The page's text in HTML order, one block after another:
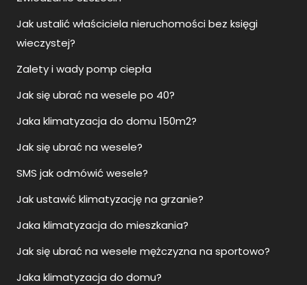
Jak ustalić właściciela nieruchomości bez księgi
wieczystej?
Zalety i wady pomp ciepła
Jak się ubrać na wesele po 40?
Jaka klimatyzacja do domu 150m2?
Jak się ubrać na wesele?
SMS jak odmówić wesele?
Jak ustawić klimatyzację na grzanie?
Jaka klimatyzacja do mieszkania?
Jak się ubrać na wesele mężczyzna na sportowo?
Jaka klimatyzacja do domu?